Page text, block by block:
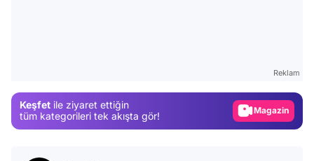
Reklam
Keşfet ile ziyaret ettiğin
tüm kategorileri tek akışta gör!
Magazin